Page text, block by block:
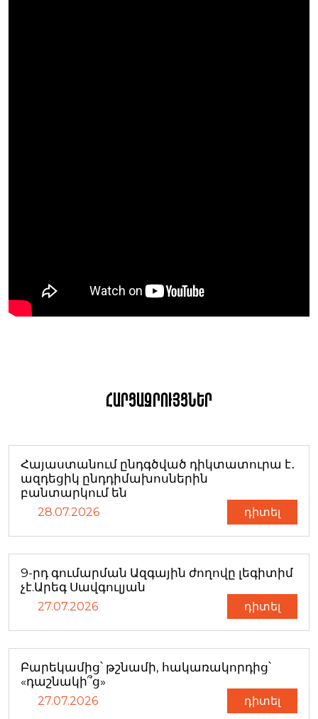
Հարցազրույցներ
Հայաստանում ընդգծված դիկտատուրա է․
ազդեցիկ ընդդիմախոսներին
բանտարկում են
28.07.2026 դիտել
9-րդ գումարման Ազգային ժողովը լեգիտիմ
չէ.Արեգ Սավգուլյան
27.07.2026 դիտել
Բարեկամից՝ թշնամի, հակառակորդից՝
«դաշնակի՞ց»
27.07.2026 դիտել